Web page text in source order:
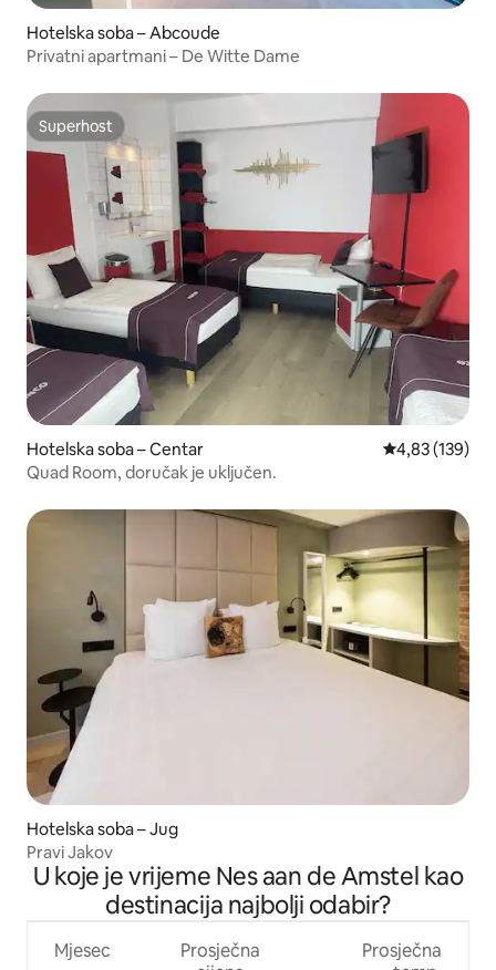
Hotelska soba – Abcoude
Privatni apartmani – De Witte Dame
Superhost
Superhost
Hotelska soba – Centar Prosječna
4,83 (139)
Quad Room, doručak je uključen.
Hotelska soba – Jug
Pravi Jakov
U koje je vrijeme Nes aan de Amstel kao
destinacija najbolji odabir?
Mjesec
Prosječna
Prosječna